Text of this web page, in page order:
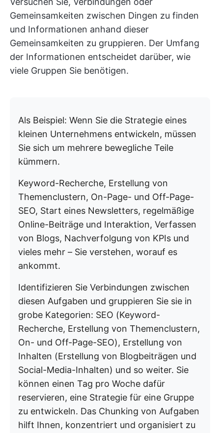
Gemeinsamkeiten zwischen Dingen zu finden
und Informationen anhand dieser
Gemeinsamkeiten zu gruppieren. Der Umfang
der Informationen entscheidet darüber, wie
viele Gruppen Sie benötigen.
Als Beispiel: Wenn Sie die Strategie eines
kleinen Unternehmens entwickeln, müssen
Sie sich um mehrere bewegliche Teile
kümmern.
Keyword-Recherche, Erstellung von
Themenclustern, On-Page- und Off-Page-
SEO, Start eines Newsletters, regelmäßige
Online-Beiträge und Interaktion, Verfassen
von Blogs, Nachverfolgung von KPIs und
vieles mehr – Sie verstehen, worauf es
ankommt.
Identifizieren Sie Verbindungen zwischen
diesen Aufgaben und gruppieren Sie sie in
grobe Kategorien: SEO (Keyword-
Recherche, Erstellung von Themenclustern,
On- und Off-Page-SEO), Erstellung von
Inhalten (Erstellung von Blogbeiträgen und
Social-Media-Inhalten) und so weiter. Sie
können einen Tag pro Woche dafür
reservieren, eine Strategie für eine Gruppe
zu entwickeln. Das Chunking von Aufgaben
hilft Ihnen, konzentriert und organisiert zu